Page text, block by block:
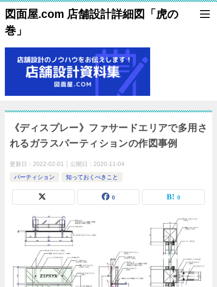
図面屋.com 店舗設計詳細図「虎の
巻」
《ディスプレー》ファサードエリアで多用さ
れるガラスパーティションの作図事例
更新日： 2022-02-01 公開日： 2020-11-04
パーティション
知っておくべきこと
0 0